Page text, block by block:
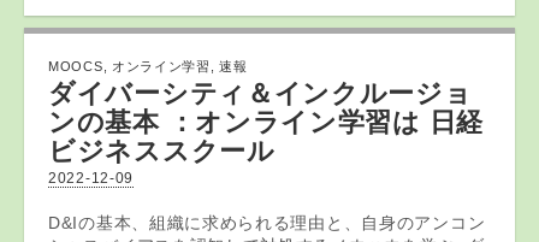
MOOCS オンライン学習 ,速報
ダイバーシティ＆インクルージョ
ンの基本 ： オンライン学習は 日経
ビジネススクール
2022-12-09
D&Iの基本、組織に求められる理由と、自身のアンコン